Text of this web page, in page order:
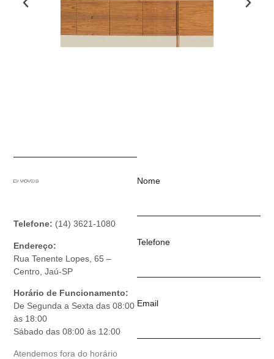
Telefone: (14) 3621-1080
Endereço:
Rua Tenente Lopes, 65 –
Centro, Jaú-SP
Horário de Funcionamento:
De Segunda a Sexta das 08:00
às 18:00
Sábado das 08:00 às 12:00
Atendemos fora do horário
Nome
Telefone
Email